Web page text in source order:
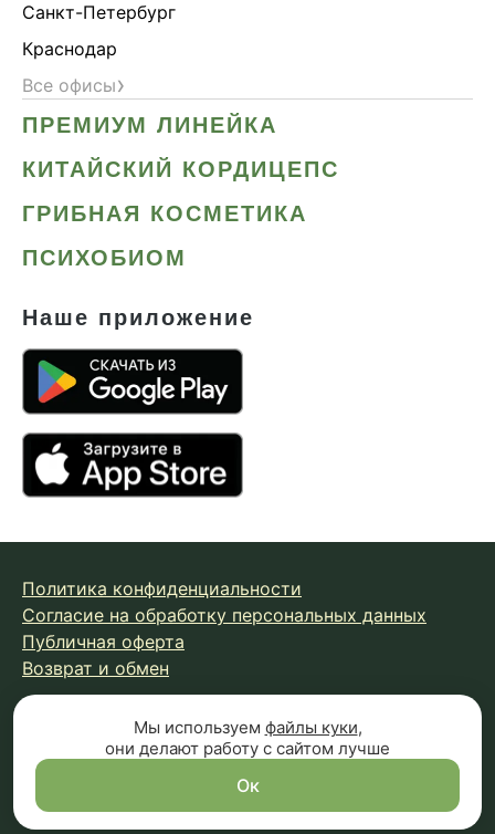
Санкт-Петербург
Краснодар
Все офисы›
ПРЕМИУМ ЛИНЕЙКА
КИТАЙСКИЙ КОРДИЦЕПС
ГРИБНАЯ КОСМЕТИКА
ПСИХОБИОМ
Наше приложение
Политика конфиденциальности
Согласие на обработку персональных данных
Публичная оферта
Возврат и обмен
© 2026 Fungiline — зарегистрированная торговая марка.
Копирование материалов с сайта запрещено.
Вся информация на сайте носит справочный характер и
не является публичной офертой (п.2 ст.437 ГК РФ)
Мы используем файлы куки,
они делают работу с сайтом лучше
Ок